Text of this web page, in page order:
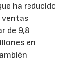
ha reducido
ventas
de 9,8
en